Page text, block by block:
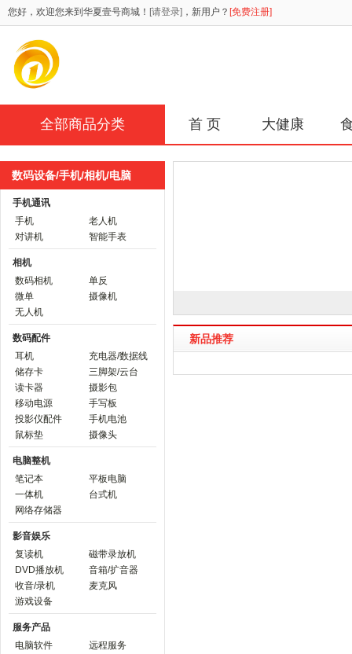
您好，欢迎您来到华夏壹号商城！ [请登录] ，新用户？ [免费注册]
全部商品分类 首 页 大健康
新品推荐
数码设备/手机/相机/电脑
手机通讯
手机
老人机
对讲机
智能手表
相机
数码相机
单反
微单
摄像机
无人机
数码配件
耳机
充电器/数据线
储存卡
三脚架/云台
读卡器
摄影包
移动电源
手写板
投影仪配件
手机电池
鼠标垫
摄像头
电脑整机
笔记本
平板电脑
一体机
台式机
网络存储器
影音娱乐
复读机
磁带录放机
DVD播放机
音箱/扩音器
收音/录机
麦克风
游戏设备
服务产品
电脑软件
远程服务